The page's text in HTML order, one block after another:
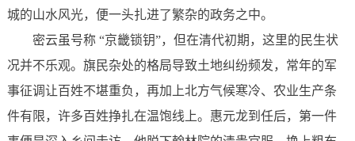
城的山水风光，便一头扎进了繁杂的政务之中。
密云虽号称 “京畿锁钥”，但在清代初期，这里的民生状
况并不乐观。旗民杂处的格局导致土地纠纷频发，常年的军
事征调让百姓不堪重负，再加上北方气候寒冷、农业生产条
件有限，许多百姓挣扎在温饱线上。惠元龙到任后，第一件